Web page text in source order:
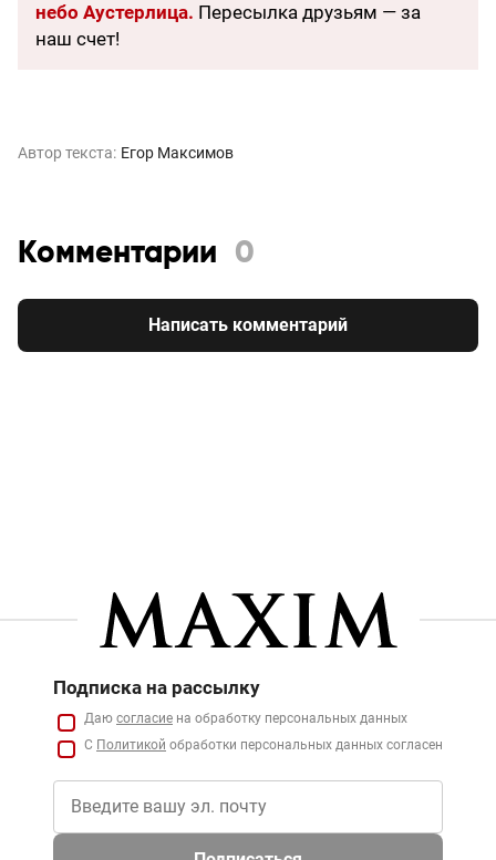
небо Аустерлица. Пересылка друзьям — за
наш счет!
Автор текста: Егор Максимов
Комментарии 0
Написать комментарий
Подписка на рассылку
Даю согласие на обработку персональных данных
С Политикой обработки персональных данных согласен